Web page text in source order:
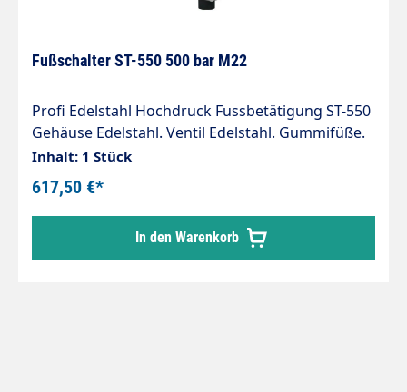
Fußschalter ST-550 500 bar M22
Profi Edelstahl Hochdruck Fussbetätigung ST-550
Gehäuse Edelstahl. Ventil Edelstahl. Gummifüße.
Max. 500 bar / 80 l/min / 150 °C Eingang M22 AG
Ausgang M22 Überwurfmutter IG
Inhalt: 1 Stück
617,50 €*
In den Warenkorb